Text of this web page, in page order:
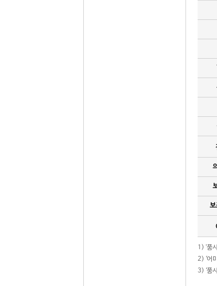
보
1) '품
2) ‘어
3) ‘품